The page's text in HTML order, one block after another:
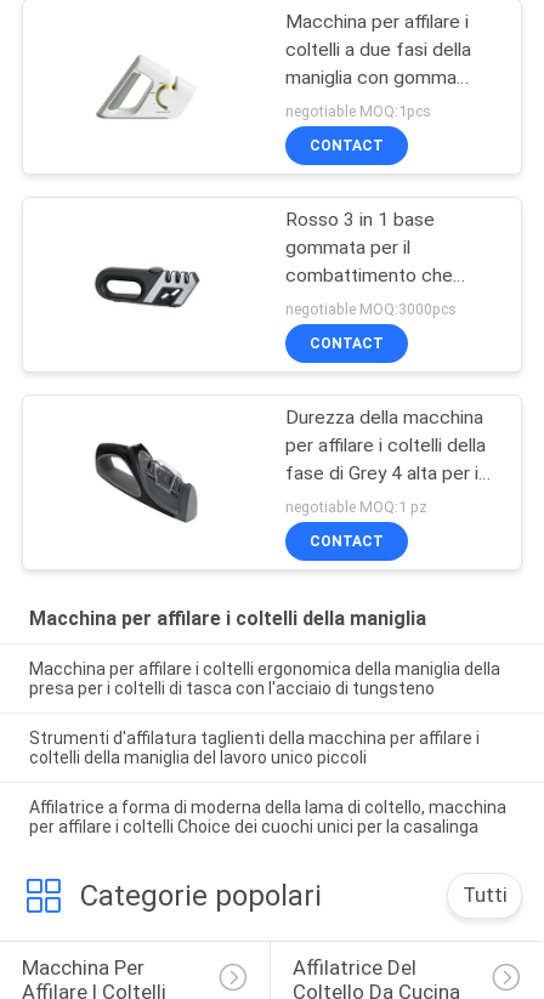
Macchina per affilare i
coltelli a due fasi della
maniglia con gomma
antisdrucciolevole per il
coltello di tasca
negotiable MOQ:1pcs
CONTACT
Rosso 3 in 1 base
gommata per il
combattimento che
scolpisce, raccordo della
macchina per affilare i
coltelli della maniglia
negotiable MOQ:3000pcs
CONTACT
Durezza della macchina
per affilare i coltelli della
fase di Grey 4 alta per i
coltelli asiatici ed europei
negotiable MOQ:1 pz
CONTACT
Macchina per affilare i coltelli della maniglia
Macchina per affilare i coltelli ergonomica della maniglia della
presa per i coltelli di tasca con l'acciaio di tungsteno
Strumenti d'affilatura taglienti della macchina per affilare i
coltelli della maniglia del lavoro unico piccoli
Affilatrice a forma di moderna della lama di coltello, macchina
per affilare i coltelli Choice dei cuochi unici per la casalinga
Categorie popolari Tutti
Macchina Per
Affilare I Coltelli
Affilatrice Del
Coltello Da Cucina